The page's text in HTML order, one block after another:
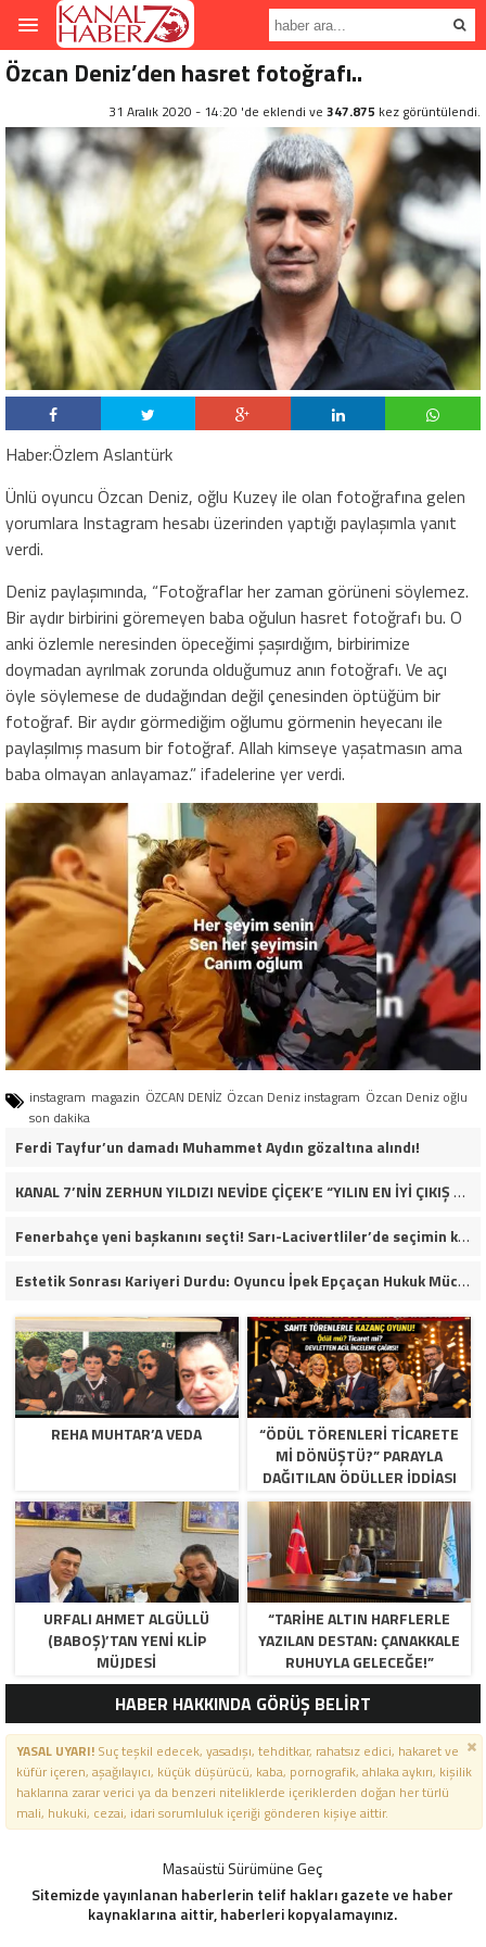
Özcan Deniz’den hasret fotoğrafı..
31 Aralık 2020 - 14:20 'de eklendi ve 347.875 kez görüntülendi.
Haber:Özlem Aslantürk
Ünlü oyuncu Özcan Deniz, oğlu Kuzey ile olan fotoğrafına gelen
yorumlara Instagram hesabı üzerinden yaptığı paylaşımla yanıt
verdi.
Deniz paylaşımında, “Fotoğraflar her zaman görüneni söylemez.
Bir aydır birbirini göremeyen baba oğulun hasret fotoğrafı bu. O
anki özlemle neresinden öpeceğimi şaşırdığım, birbirimize
doymadan ayrılmak zorunda olduğumuz anın fotoğrafı. Ve açı
öyle söylemese de dudağından değil çenesinden öptüğüm bir
fotoğraf. Bir aydır görmediğim oğlumu görmenin heyecanı ile
paylaşılmış masum bir fotoğraf. Allah kimseye yaşatmasın ama
baba olmayan anlayamaz.” ifadelerine yer verdi.
instagram magazin ÖZCAN DENİZ Özcan Deniz instagram Özcan Deniz oğlu
son dakika
Ferdi Tayfur’un damadı Muhammet Aydın gözaltına alındı!
KANAL 7’NİN ZERHUN YILDIZI NEVİDE ÇİÇEK’E “YILIN EN İYİ ÇIKIŞ YAPAN KADIN OYUNCUSU” ÖDÜLÜ!
Fenerbahçe yeni başkanını seçti! Sarı-Lacivertliler’de seçimin kazananı Aziz Yıldırım oldu
Estetik Sonrası Kariyeri Durdu: Oyuncu İpek Epçaçan Hukuk Mücadelesi Veriyor
REHA MUHTAR’A VEDA
“ÖDÜL TÖRENLERİ TİCARETE
Mİ DÖNÜŞTÜ?” PARAYLA
DAĞITILAN ÖDÜLLER IDDIASI
GÜNDEMDE!
URFALI AHMET ALGÜLLÜ
(BABOŞ)’TAN YENI KLIP
MÜJDESI
“TARIHE ALTIN HARFLERLE
YAZILAN DESTAN: ÇANAKKALE
RUHUYLA GELECEĞE!”
HABER HAKKINDA GÖRÜŞ BELİRT
YASAL UYARI!Suç teşkil edecek, yasadışı, tehditkar, rahatsız edici, hakaret ve
küfür içeren, aşağılayıcı, küçük düşürücü, kaba, pornografik, ahlaka aykırı, kişilik
haklarına zarar verici ya da benzeri niteliklerde içeriklerden doğan her türlü
mali, hukuki, cezai, idari sorumluluk içeriği gönderen kişiye aittir.
Masaüstü Sürümüne Geç
Sitemizde yayınlanan haberlerin telif hakları gazete ve haber
kaynaklarına aittir, haberleri kopyalamayınız.